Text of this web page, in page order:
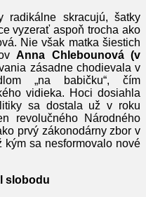
skracujú, šatky
vyzerať aspoň trocha ako
Nie však matka šiestich
Anna Chlebounová (v
zásadne chodievala v
„na babičku“, čím
vidieka. Hoci dosiahla
sa dostala už v roku
revolučného Národného
prvý zákonodárny zbor v
sa nesformovalo nové
slobodu